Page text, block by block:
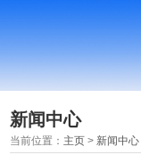
新闻中心
当前位置： 主页 > 新闻中心